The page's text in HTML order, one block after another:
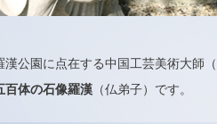
公園に点在する中国工芸美術大師
百体の石像羅漢 （仏弟子）です。